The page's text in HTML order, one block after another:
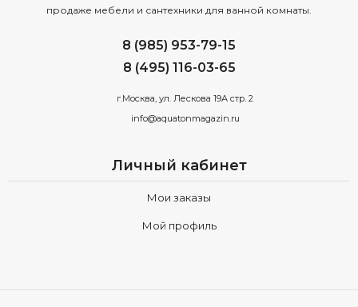
продаже мебели и сантехники для ванной комнаты.
8 (985) 953-79-15
8 (495) 116-03-65
г.Москва, ул. Лескова 19А стр. 2
info@aquatonmagazin.ru
Личный кабинет
Мои заказы
Мой профиль